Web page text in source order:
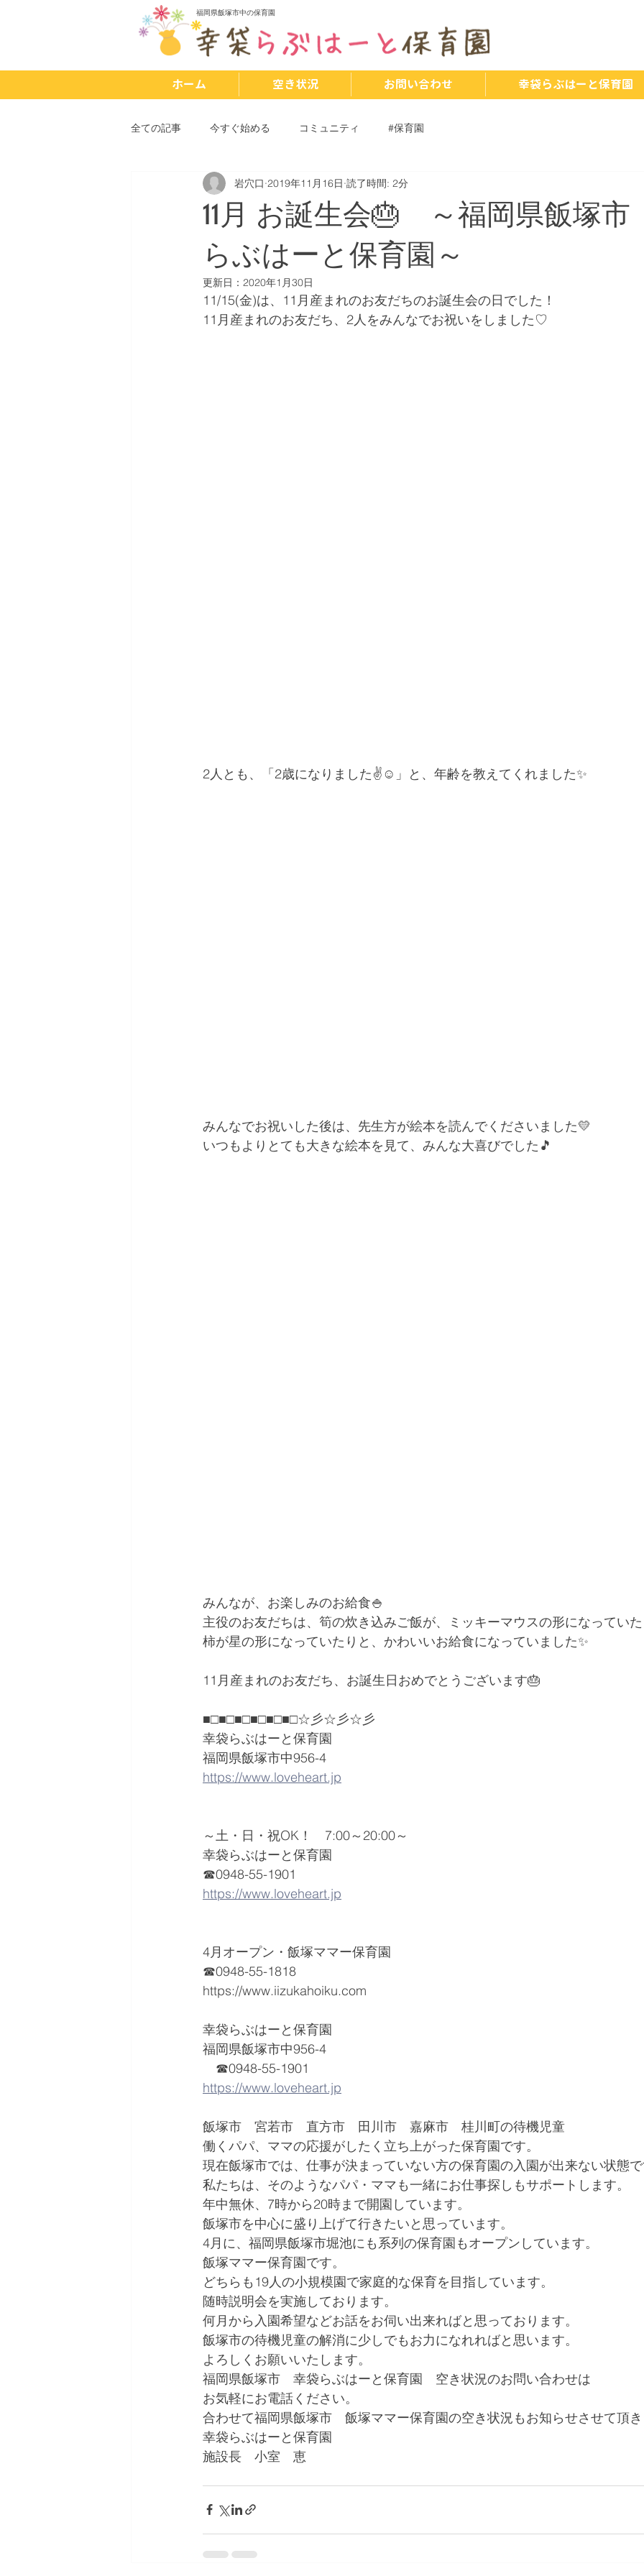
福岡県飯塚市中の保育園
ホーム 空き状況 お問い合わせ 幸袋らぶはーと保育園
全ての記事 今すぐ始める コミュニティ #保育園
11月 お誕生会🎂 ～福岡県飯塚
らぶはーと保育園～
岩穴口 2019年11月16日 読了時間: 2分
更新日： 2020年1月30日
11/15(金)は、11月産まれのお友だちのお誕生会の日でした！
11月産まれのお友だち、2人をみんなでお祝いをしました♡
2人とも、「2歳になりました✌☺」と、年齢を教えてくれました✨
みんなでお祝いした後は、先生方が絵本を読んでくださいました💛
いつもよりとても大きな絵本を見て、みんな大喜びでした🎵
みんなが、お楽しみのお給食🍚
主役のお友だちは、筍の炊き込みご飯が、ミッキーマウスの形になってい
柿が星の形になっていたりと、かわいいお給食になっていました✨
11月産まれのお友だち、お誕生日おめでとうございます🎂
■□■□■□■□■□■□☆彡☆彡☆彡
幸袋らぶはーと保育園
福岡県飯塚市中956-4
https://www.loveheart.jp
～土・日・祝OK！　7:00～20:00～
幸袋らぶはーと保育園
☎0948-55-1901
https://www.loveheart.jp
4月オープン・飯塚ママー保育園
☎0948-55-1818
https://www.iizukahoiku.com
幸袋らぶはーと保育園
福岡県飯塚市中956-4
☎0948-55-1901
https://www.loveheart.jp
飯塚市　宮若市　直方市　田川市　嘉麻市　桂川町の待機児童
働くパパ、ママの応援がしたく立ち上がった保育園です。
現在飯塚市では、仕事が決まっていない方の保育園の入園が出来ない状態
私たちは、そのようなパパ・ママも一緒にお仕事探しもサポートします。
年中無休、7時から20時まで開園しています。
飯塚市を中心に盛り上げて行きたいと思っています。
4月に、福岡県飯塚市堀池にも系列の保育園もオープンしています。
飯塚ママー保育園です。
どちらも19人の小規模園で家庭的な保育を目指しています。
随時説明会を実施しております。
何月から入園希望などお話をお伺い出来ればと思っております。
飯塚市の待機児童の解消に少しでもお力になれればと思います。
よろしくお願いいたします。
福岡県飯塚市　幸袋らぶはーと保育園　空き状況のお問い合わせは
お気軽にお電話ください。
合わせて福岡県飯塚市　飯塚ママー保育園の空き状況もお知らせさせて頂
幸袋らぶはーと保育園
施設長　小室　恵